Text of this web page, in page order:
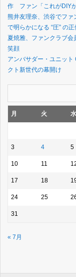
作 ファン「これがDIY
熊井友理奈、渋谷でフ
で明らかになる “圧” の正
夏焼雅、ファンクラブ
笑顔
アンバサダー・ユニッ
クト新世代の幕開け
月 火 水
3 4 5
10 11
17 18
24 25
31
« 7月